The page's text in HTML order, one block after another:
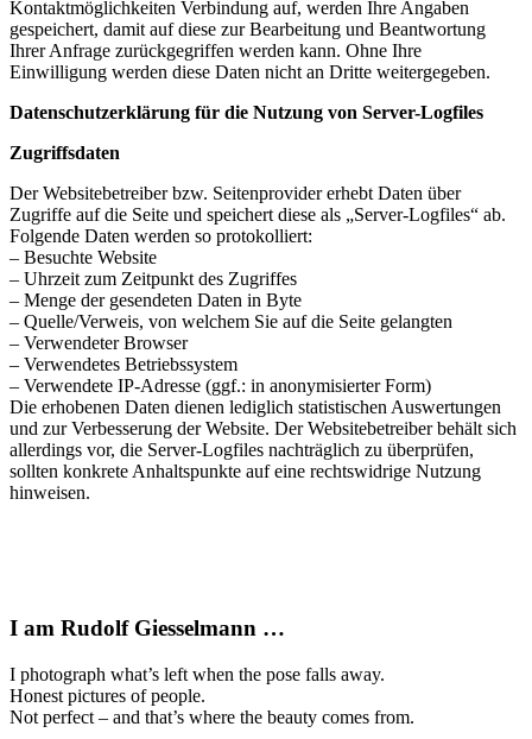
Kontaktmöglichkeiten Verbindung auf, werden Ihre Angaben
gespeichert, damit auf diese zur Bearbeitung und Beantwortung
Ihrer Anfrage zurückgegriffen werden kann. Ohne Ihre
Einwilligung werden diese Daten nicht an Dritte weitergegeben.
Datenschutzerklärung für die Nutzung von Server-Logfiles
Zugriffsdaten
Der Websitebetreiber bzw. Seitenprovider erhebt Daten über
Zugriffe auf die Seite und speichert diese als „Server-Logfiles“ ab.
Folgende Daten werden so protokolliert:
– Besuchte Website
– Uhrzeit zum Zeitpunkt des Zugriffes
– Menge der gesendeten Daten in Byte
– Quelle/Verweis, von welchem Sie auf die Seite gelangten
– Verwendeter Browser
– Verwendetes Betriebssystem
– Verwendete IP-Adresse (ggf.: in anonymisierter Form)
Die erhobenen Daten dienen lediglich statistischen Auswertungen
und zur Verbesserung der Website. Der Websitebetreiber behält sich
allerdings vor, die Server-Logfiles nachträglich zu überprüfen,
sollten konkrete Anhaltspunkte auf eine rechtswidrige Nutzung
hinweisen.
I am Rudolf Giesselmann …
I photograph what’s left when the pose falls away.
Honest pictures of people.
Not perfect – and that’s where the beauty comes from.